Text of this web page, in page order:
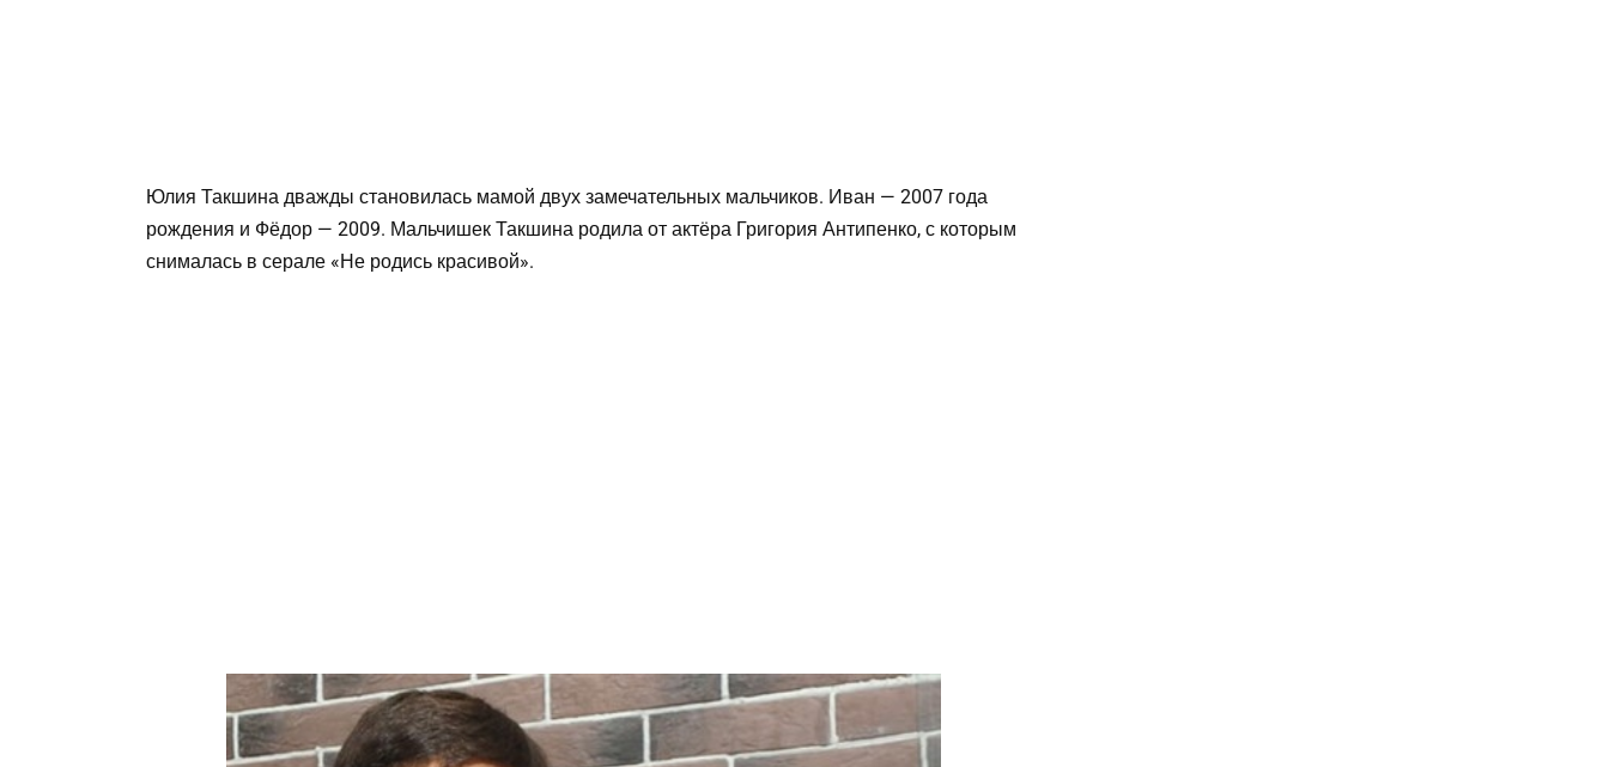
Юлия Такшина дважды становилась мамой двух замечательных мальчиков. Иван — 2007 года
рождения и Фёдор — 2009. Мальчишек Такшина родила от актёра Григория Антипенко, с которым
снималась в серале «Не родись красивой».